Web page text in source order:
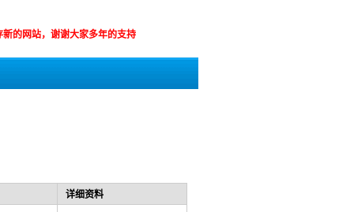
的网站，谢谢大家多年的支持
详细资料